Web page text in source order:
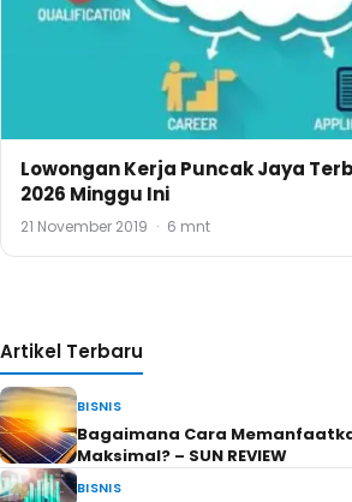
Lowongan Kerja Puncak Jaya
2026 Minggu Ini
21 November 2019 · 6 mnt
Artikel Terbaru
BISNIS
Bagaimana Cara
Maksimal? – SUN REVIEW
BISNIS